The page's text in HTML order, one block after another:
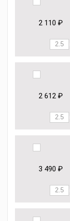
2 110 ₽
2 612 ₽
3 490 ₽